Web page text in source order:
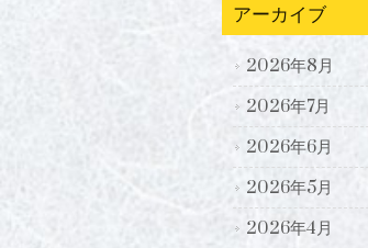
アーカイブ
2026年8月
2026年7月
2026年6月
2026年5月
2026年4月